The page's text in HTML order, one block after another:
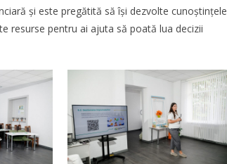
și este pregătită să își dezvolte cunoștințele
resurse pentru ai ajuta să poată lua decizii